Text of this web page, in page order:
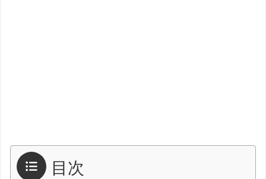
目次